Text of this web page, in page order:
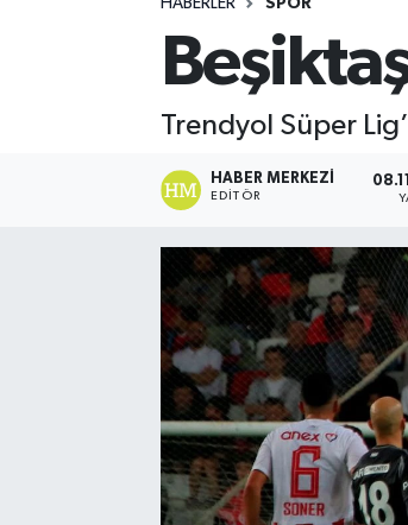
HABERLER SPOR
Trendyol Süper
HABER MERKEZI
EDITÖR
Tüm Manşetler
Son Dakika Haberleri
Haber Arşivi